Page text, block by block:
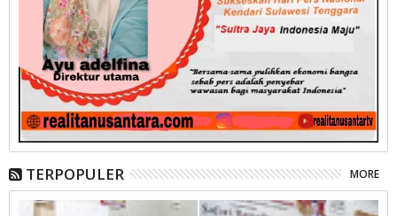
TERPOPULER MORE